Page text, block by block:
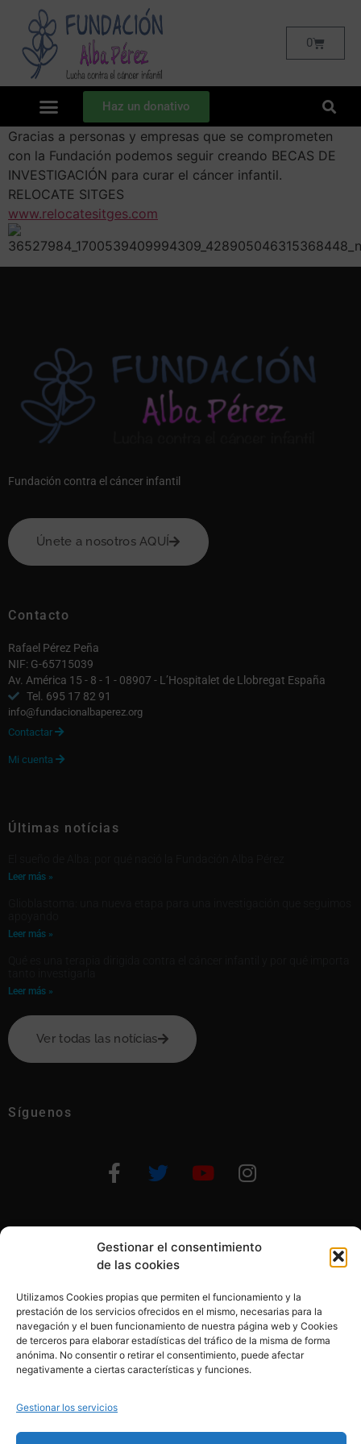
Gestionar el consentimiento
de las cookies
Utilizamos Cookies propias que permiten el funcionamiento y la
prestación de los servicios ofrecidos en el mismo, necesarias para la
navegación y el buen funcionamiento de nuestra página web y Cookies
de terceros para elaborar estadísticas del tráfico de la misma de forma
anónima. No consentir o retirar el consentimiento, puede afectar
negativamente a ciertas características y funciones.
Gestionar los servicios
0
Haz un donativo
Gracias a personas y empresas que se comprometen
con la Fundación podemos seguir creando BECAS DE
INVESTIGACIÓN para curar el cáncer infantil.
RELOCATE SITGES
www.relocatesitges.com
Fundación contra el cáncer infantil
Únete a nosotros AQUÍ
Contacto
Rafael Pérez Peña
NIF: G-65715039
Av. América 15 - 8 - 1 - 08907 - L’Hospitalet de Llobregat España
Tel. 695 17 82 91
info@fundacionalbaperez.org
Contactar 
Mi cuenta 
Últimas notícias
Leer más »
Leer más »
Leer más »
Ver todas las notícias
Síguenos
Otras formas de ayudar
© 2020, Fundación Alba Pérez. All Rights Reserved
Política de cookies